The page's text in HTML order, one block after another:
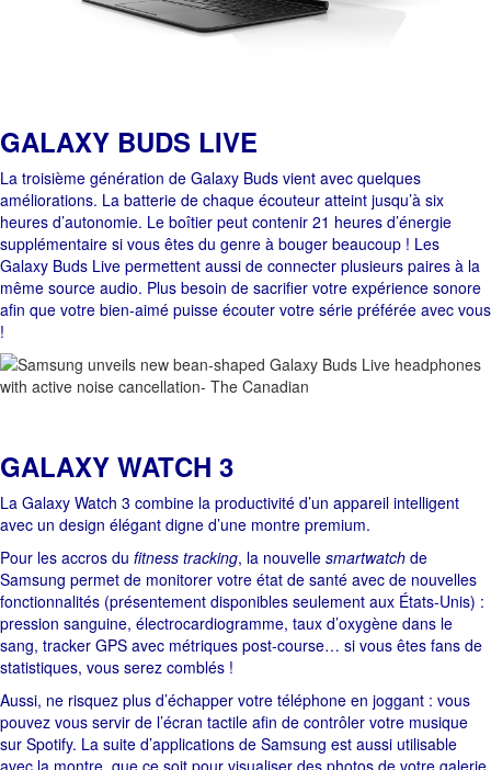
GALAXY BUDS LIVE
La troisième génération de Galaxy Buds vient avec quelques
améliorations. La batterie de chaque écouteur atteint jusqu’à six
heures d’autonomie. Le boîtier peut contenir 21 heures d’énergie
supplémentaire si vous êtes du genre à bouger beaucoup ! Les
Galaxy Buds Live permettent aussi de connecter plusieurs paires à la
même source audio. Plus besoin de sacrifier votre expérience sonore
afin que votre bien-aimé puisse écouter votre série préférée avec vous
!
GALAXY WATCH 3
La Galaxy Watch 3 combine la productivité d’un appareil intelligent
avec un design élégant digne d’une montre premium.
Pour les accros du fitness tracking, la nouvelle smartwatch de
Samsung permet de monitorer votre état de santé avec de nouvelles
fonctionnalités (présentement disponibles seulement aux États-Unis) :
pression sanguine, électrocardiogramme, taux d’oxygène dans le
sang, tracker GPS avec métriques post-course… si vous êtes fans de
statistiques, vous serez comblés !
Aussi, ne risquez plus d’échapper votre téléphone en joggant : vous
pouvez vous servir de l’écran tactile afin de contrôler votre musique
sur Spotify. La suite d’applications de Samsung est aussi utilisable
avec la montre, que ce soit pour visualiser des photos de votre galerie